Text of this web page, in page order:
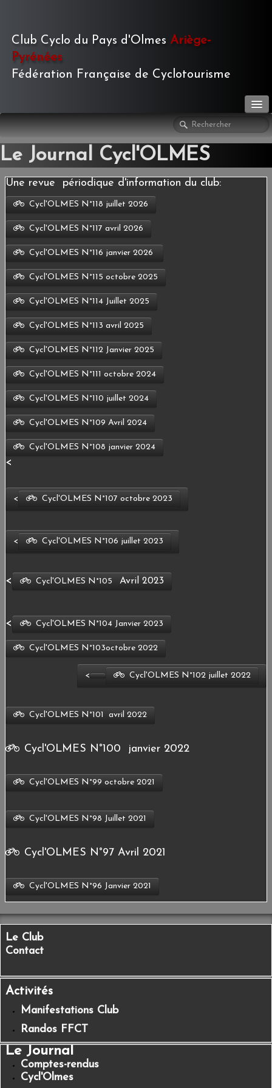
Club Cyclo du Pays d'Olmes Ariège-
Pyrénées
Fédération Française de Cyclotourisme
ACTIVITÉS
PHOTOS▼
TOURISME
ESPACE ADHÉRENTS
LIENS
CONTACT
Le Journal Cycl'OLMES
Une revue périodique d'information du club:
Cycl'OLMES N°118 juillet 2026
Cycl'OLMES N°117 avril 2026
Cycl'OLMES N°116 janvier 2026
Cycl'OLMES N°115 octobre 2025
Cycl'OLMES N°114 Juillet 2025
Cycl'OLMES N°113 avril 2025
Cycl'OLMES N°112 Janvier 2025
Cycl'OLMES N°111 octobre 2024
Cycl'OLMES N°110 juillet 2024
Cycl'OLMES N°109 Avril 2024
Cycl'OLMES N°108 janvier 2024
<
< Cycl'OLMES N°107 octobre 2023
< Cycl'OLMES N°106 juillet 2023
< Cycl'OLMES N°105 Avril 2023
< Cycl'OLMES N°104 Janvier 2023
Cycl'OLMES N°103octobre 2022
< Cycl'OLMES N°102 juillet 2022
Cycl'OLMES N°101 avril 2022
Cycl'OLMES N°100 janvier 2022
Cycl'OLMES N°99 octobre 2021
Cycl'OLMES N°98 Juillet 2021
Cycl'OLMES N°97 Avril 2021
Cycl'OLMES N°96 Janvier 2021
Le Club
Contact
Activités
Manifestations Club
Randos FFCT
Le Journal
Comptes-rendus
Cycl'Olmes